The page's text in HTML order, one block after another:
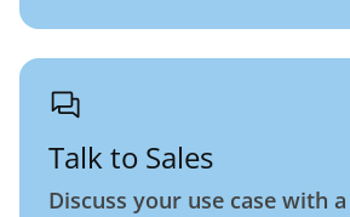
Talk to Sales
Discuss your use case with